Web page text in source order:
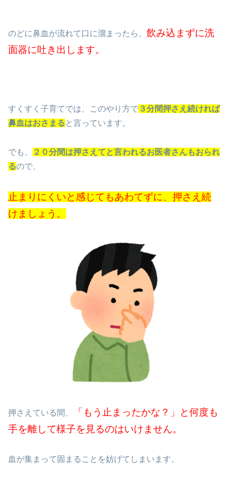
のどに鼻血が流れて口に溜まったら、 飲み込まずに洗
面器に吐き出します。
すくすく子育てでは、このやり方で ３分間押さえ続ければ
鼻血はおさまる と言っています。
でも、
２０分間は押さえてと言われるお医者さんもおられ
るので、
止まりにくいと感じてもあわてずに、押さえ続
けましょう。
押さえている間、
「もう止まったかな？」と何度も
手を離して様子を見るのはいけません。
血が集まって固まることを妨げてしまいます。